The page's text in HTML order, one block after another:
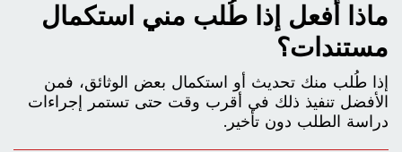
ماذا أفعل إذا طُلب مني استكمال
مستندات؟
إذا طُلب منك تحديث أو استكمال بعض الوثائق، فمن
الأفضل تنفيذ ذلك في أقرب وقت حتى تستمر إجراءات
دراسة الطلب دون تأخير.